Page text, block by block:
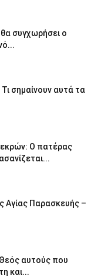
συγχωρήσει ο
σημαίνουν αυτά τα
Ο πατέρας
Αγίας Παρασκευής –
αυτούς που
και...